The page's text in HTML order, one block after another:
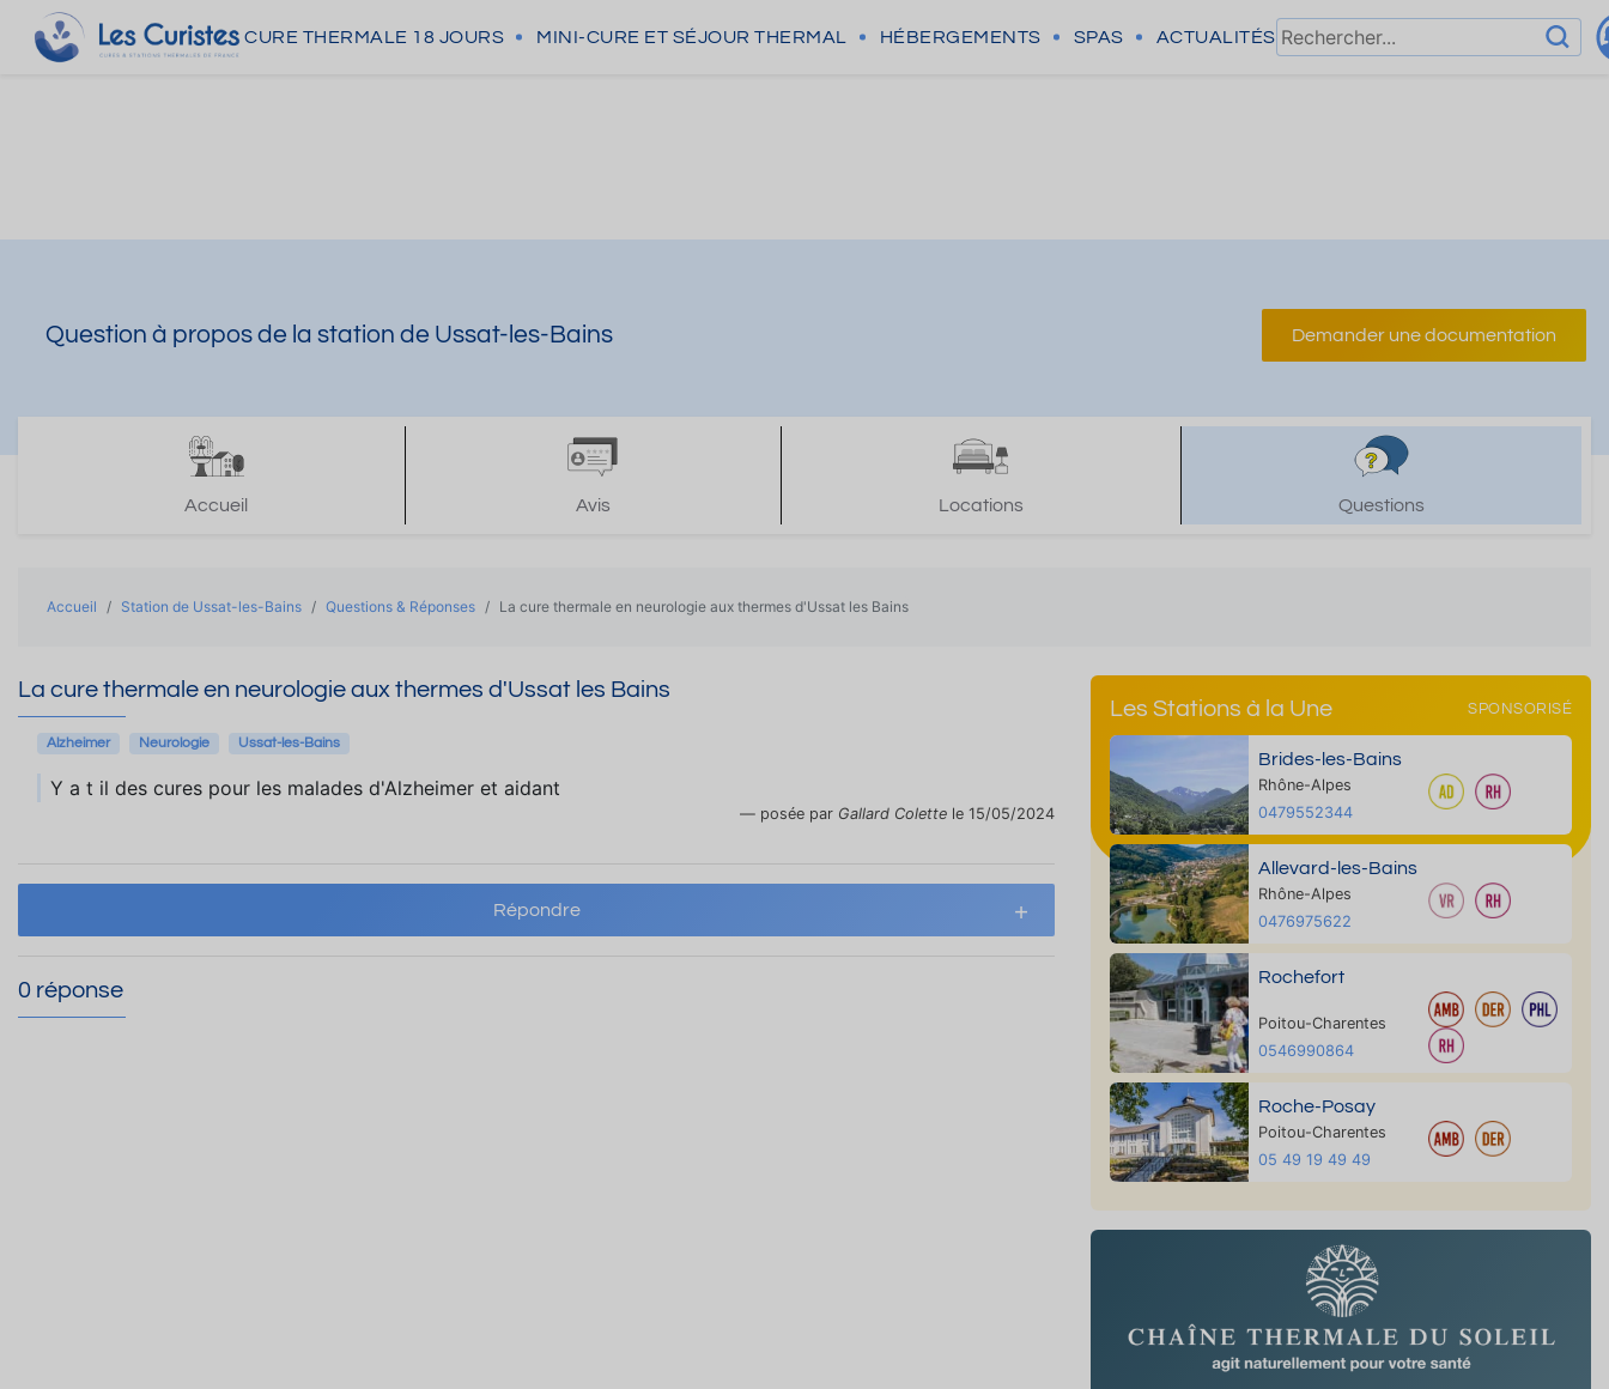
CURE THERMALE 18 JOURS MINI-CURE ET SÉJOUR THERMAL HÉBERGEMENTS SPAS ACTUALITÉS
Question à propos de la station de Ussat-les-Bains Demander une documentation
Accueil Avis Locations Questions
Accueil Station de Ussat-les-Bains Questions & Réponses La cure thermale en neurologie aux thermes d'Ussat les Bains
La cure thermale en neurologie aux thermes d'Ussat les Bains
Alzheimer Neurologie Ussat-les-Bains
Y a t il des cures pour les malades d'Alzheimer et aidant
posée par Gallard Colette le 15/05/2024
Répondre
0 réponse
Les Stations à la Une SPONSORISÉ
Brides-les-Bains
Rhône-Alpes
0479552344
Allevard-les-Bains
Rhône-Alpes
0476975622
Rochefort
Poitou-Charentes
0546990864
Roche-Posay
Poitou-Charentes
05 49 19 49 49